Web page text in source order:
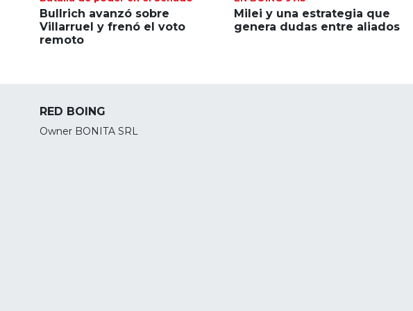
Bullrich avanzó sobre
Villarruel y frenó el voto
remoto
Milei y una estrategia que
genera dudas entre aliados
RED BOING
Owner BONITA SRL